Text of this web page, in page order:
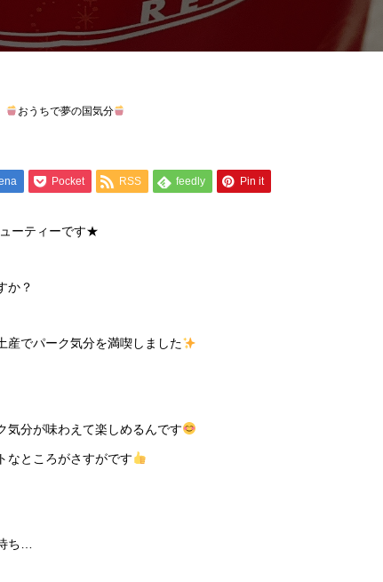
おうちで夢の国気分
Pocket RSS feedly Pin it
ーティーです★
か？
産でパーク気分を満喫しました
気分が味わえて楽しめるんです
なところがさすがです
ち…